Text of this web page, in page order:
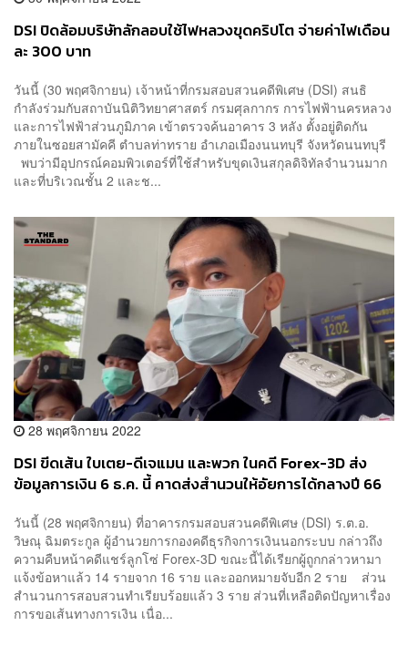
DSI ปิดล้อมบริษัทลักลอบใช้ไฟหลวงขุดคริปโต จ่ายค่าไฟเดือน
ละ 300 บาท
วันนี้ (30 พฤศจิกายน) เจ้าหน้าที่กรมสอบสวนคดีพิเศษ (DSI) สนธิ
กำลังร่วมกับสถาบันนิติวิทยาศาสตร์ กรมศุลกากร การไฟฟ้านครหลวง
และการไฟฟ้าส่วนภูมิภาค เข้าตรวจค้นอาคาร 3 หลัง ตั้งอยู่ติดกัน
ภายในซอยสามัคคี ตำบลท่าทราย อำเภอเมืองนนทบุรี จังหวัดนนทบุรี
พบว่ามีอุปกรณ์คอมพิวเตอร์ที่ใช้สำหรับขุดเงินสกุลดิจิทัลจำนวนมาก
และที่บริเวณชั้น 2 และช...
28 พฤศจิกายน 2022
DSI ขีดเส้น ใบเตย-ดีเจแมน และพวก ในคดี Forex-3D ส่ง
ข้อมูลการเงิน 6 ธ.ค. นี้ คาดส่งสำนวนให้อัยการได้กลางปี 66
วันนี้ (28 พฤศจิกายน) ที่อาคารกรมสอบสวนคดีพิเศษ (DSI) ร.ต.อ.
วิษณุ ฉิมตระกูล ผู้อำนวยการกองคดีธุรกิจการเงินนอกระบบ กล่าวถึง
ความคืบหน้าคดีแชร์ลูกโซ่ Forex-3D ขณะนี้ได้เรียกผู้ถูกกล่าวหามา
แจ้งข้อหาแล้ว 14 รายจาก 16 ราย และออกหมายจับอีก 2 ราย ส่วน
สำนวนการสอบสวนทำเรียบร้อยแล้ว 3 ราย ส่วนที่เหลือติดปัญหาเรื่อง
การขอเส้นทางการเงิน เนื่อ...